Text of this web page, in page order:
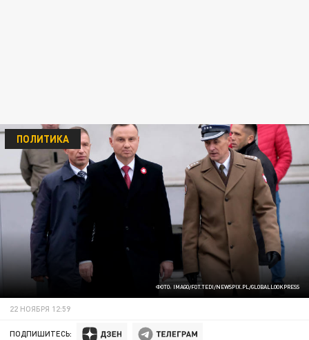
ФОТО: IMAGO/FOT.TEDI/NEWSPIX.PL/GLOBALLOOKPRESS
ПОЛИТИКА
22 НОЯБРЯ 12:59
ПОДПИШИТЕСЬ: